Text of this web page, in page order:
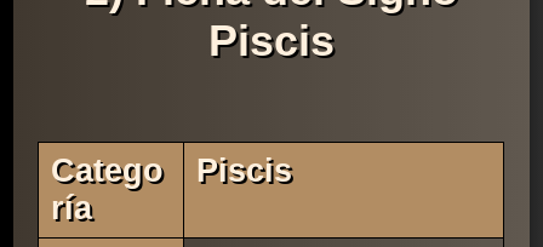
Piscis
Catego
Ría
Piscis